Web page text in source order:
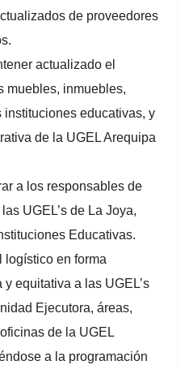
de proveedores
actualizado el
muebles, inmuebles,
instituciones educativas, y
de la UGEL Arequipa
a los responsables de
UGEL’s de La Joya,
Educativas.
logístico en forma
equitativa a las UGEL’s
Ejecutora, áreas,
de la UGEL
a la programación